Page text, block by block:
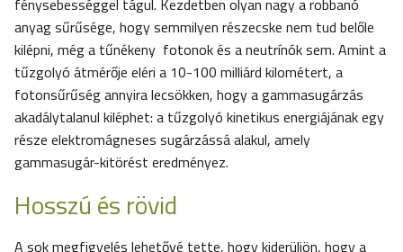
fénysebességgel tágul. Kezdetben olyan nagy a robbanó
anyag sűrűsége, hogy semmilyen részecske nem tud belőle
kilépni, még a tűnékeny fotonok és a neutrínók sem. Amint a
tűzgolyó átmérője eléri a 10-100 milliárd kilométert, a
fotonsűrűség annyira lecsökken, hogy a gammasugárzás
akadálytalanul kiléphet: a tűzgolyó kinetikus energiájának egy
része elektromágneses sugárzássá alakul, amely
gammasugár-kitörést eredményez.
Hosszú és rövid
A sok megfigyelés lehetővé tette, hogy kiderüljön, hogy a